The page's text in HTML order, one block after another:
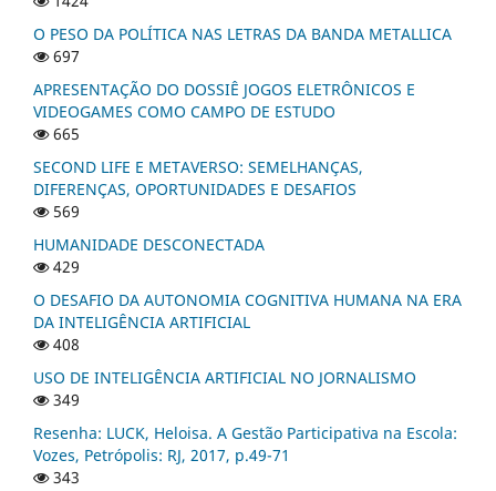
O PESO DA POLÍTICA NAS LETRAS DA BANDA METALLICA
697
APRESENTAÇÃO DO DOSSIÊ JOGOS ELETRÔNICOS E
VIDEOGAMES COMO CAMPO DE ESTUDO
665
SECOND LIFE E METAVERSO: SEMELHANÇAS,
DIFERENÇAS, OPORTUNIDADES E DESAFIOS
569
HUMANIDADE DESCONECTADA
429
O DESAFIO DA AUTONOMIA COGNITIVA HUMANA NA ERA
DA INTELIGÊNCIA ARTIFICIAL
408
USO DE INTELIGÊNCIA ARTIFICIAL NO JORNALISMO
349
Resenha: LUCK, Heloisa. A Gestão Participativa na Escola:
Vozes, Petrópolis: RJ, 2017, p.49-71
343